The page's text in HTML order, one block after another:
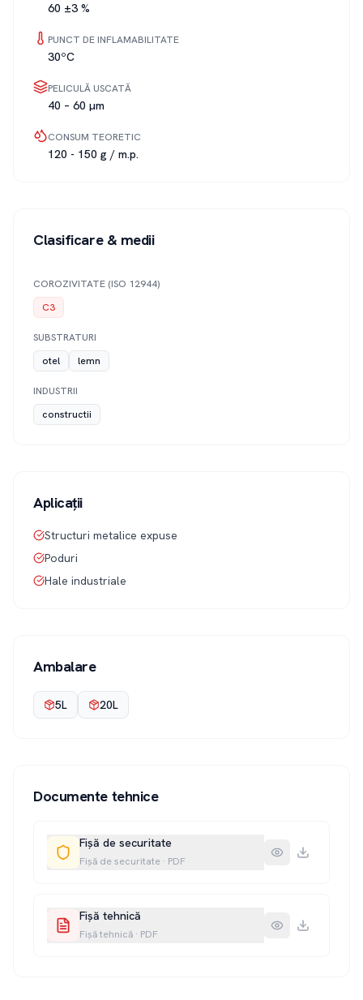
60 ±3 %
PUNCT DE INFLAMABILITATE
30ºC
PELICULĂ USCATĂ
40 – 60 µm
CONSUM TEORETIC
120 - 150 g / m.p.
Clasificare & medii
COROZIVITATE (ISO 12944)
C3
SUBSTRATURI
otel
lemn
INDUSTRII
constructii
Aplicații
Structuri metalice expuse
Poduri
Hale industriale
Ambalare
5L 20L
Documente tehnice
Fișă de securitate
Fișă de securitate · PDF
Fișă tehnică
Fișă tehnică · PDF